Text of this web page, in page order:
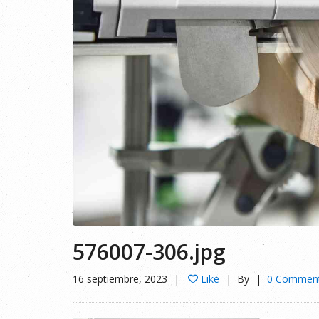
576007-306.jpg
16 septiembre, 2023 Like By 0